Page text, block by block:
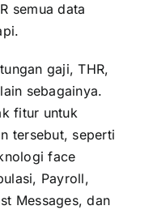
semua data
gaji, THR,
sebagainya.
fitur untuk
tersebut, seperti
face
Payroll,
Messages, dan